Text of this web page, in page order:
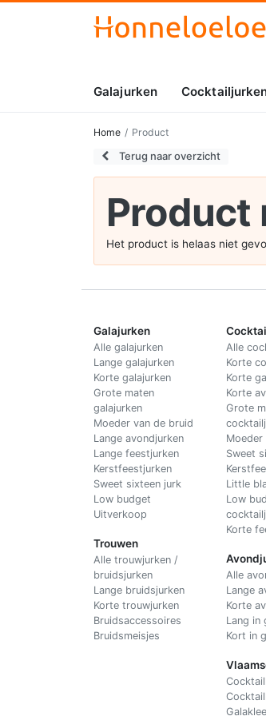
Galajurken
Home Product
Terug naar overzicht
Product
Het product is helaas niet
Galajurken
Alle galajurken
Lange galajurken
Korte galajurken
Grote maten
galajurken
Moeder van de bruid
Lange avondjurken
Lange feestjurken
Kerstfeestjurken
Sweet sixteen jurk
Low budget
Uitverkoop
Trouwen
Alle trouwjurken /
bruidsjurken
Lange bruidsjurken
Korte trouwjurken
Bruidsaccessoires
Bruidsmeisjes
Alle
Korte
Korte
Korte
Grote
Moeder
Sweet
Little
Low
Korte
Alle
Lange
Korte
Lang in
Kort in